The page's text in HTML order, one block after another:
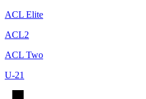
ACL Elite
ACL2
ACL Two
U-21